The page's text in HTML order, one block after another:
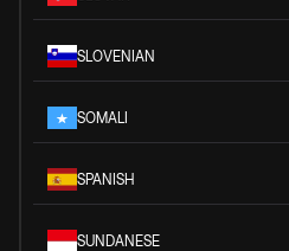
SLOVENIAN
SOMALI
SPANISH
SUNDANESE